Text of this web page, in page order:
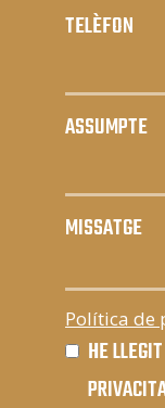
TELÈFON
ASSUMPTE
MISSATGE
Política de
HE